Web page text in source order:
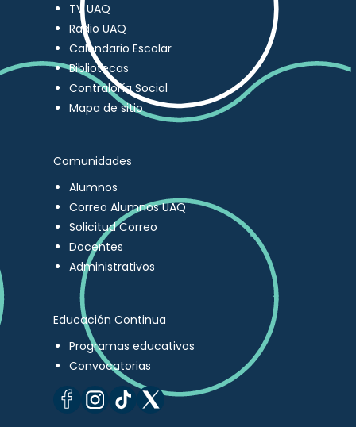
TV UAQ
Radio UAQ
Calendario Escolar
Bibliotecas
Contraloría Social
Mapa de sitio
Comunidades
Alumnos
Correo Alumnos UAQ
Solicitud Correo
Docentes
Administrativos
Educación Continua
Programas educativos
Convocatorias